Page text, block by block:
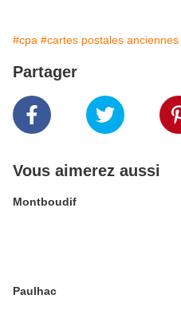
#cpa #cartes postales anciennes
Partager
Vous aimerez aussi
Montboudif
Paulhac